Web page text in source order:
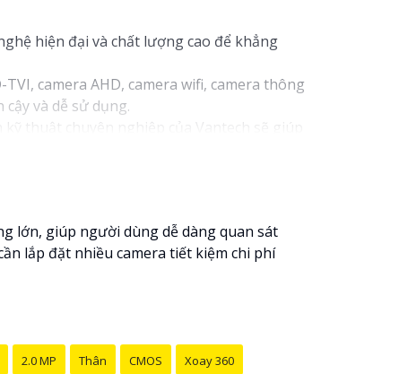
hiện đại và chất lượng cao để khẳng
camera AHD, camera wifi, camera thông
và dễ sử dụng.
thuật chuyên nghiệp của Vantech sẽ giúp
Vantech Việt Nam là một lựa chọn hàng
lớn, giúp người dùng dễ dàng quan sát
lắp đặt nhiều camera tiết kiệm chi phí
2.0 MP Thân CMOS Xoay 360